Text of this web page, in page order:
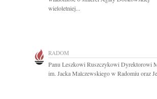
wieloletniej...
RADOM
Panu Leszkowi Ruszczykowi Dyrektorowi
im. Jacka Malczewskiego w Radomiu oraz